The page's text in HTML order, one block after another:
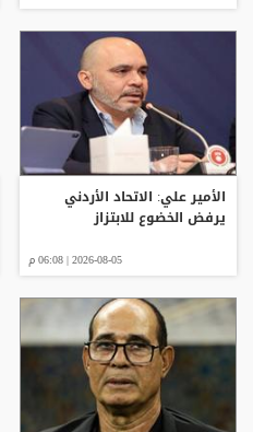
الأمير علي: الاتحاد الأردني
يرفض الخضوع للابتزاز
2026-08-05 | 06:08 م